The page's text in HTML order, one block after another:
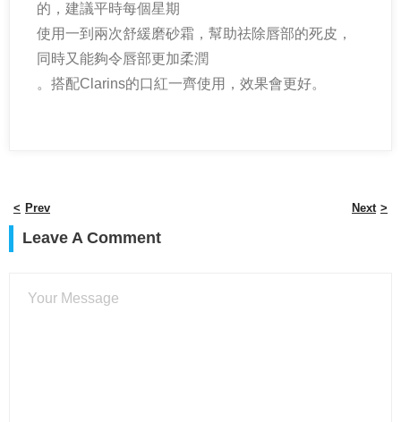
的，建議平時每個星期
使用一到兩次舒緩磨砂霜，幫助祛除唇部的死皮，
同時又能夠令唇部更加柔潤
。搭配Clarins的口紅一齊使用，效果會更好。
Prev Next
Leave A Comment